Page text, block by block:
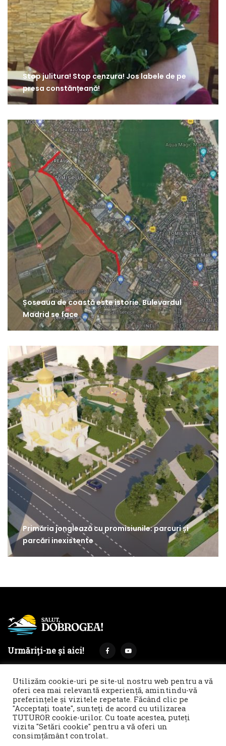
Stop julitura! Stop cenzura! Jos labele de pe
presa constănțeană!
Șoseaua de coastă este istorie. Bulevardul
Madrid se face
Primăria jonglează cu promisiunile: parcuri și
parcări inexistente
Urmăriți-ne și aici!
Termeni și condiții
Politica de cookies & GDPR
Noi îți facem reclamă!
© 2021 Salut, Dobrogea! - Ziar de informare și atitudine || E-
Utilizăm cookie-uri pe site-ul nostru web pentru a vă
oferi cea mai relevantă experiență, amintindu-vă
preferințele și vizitele repetate. Făcând clic pe
"Acceptați toate", sunteți de acord cu utilizarea
TUTUROR cookie-urilor. Cu toate acestea, puteți
vizita "Setări cookie" pentru a vă oferi un
consimțământ controlat..